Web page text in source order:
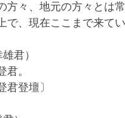
々、地元の方々とは
で、現在ここまで来て
君）
。
君登壇〕